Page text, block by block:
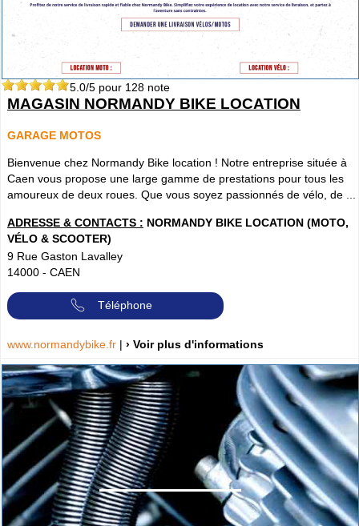
5.0/5 pour 128 note
MAGASIN NORMANDY BIKE LOCATION
GARAGE MOTOS
Bienvenue chez Normandy Bike location ! Notre entreprise située à
Caen vous propose une large gamme de prestations pour tous les
amoureux de deux roues. Que vous soyez passionnés de vélo, de ...
ADRESSE & CONTACTS : NORMANDY BIKE LOCATION (MOTO,
VÉLO & SCOOTER)
9 Rue Gaston Lavalley
14000 - CAEN
Téléphone
www.normandybike.fr | › Voir plus d'informations